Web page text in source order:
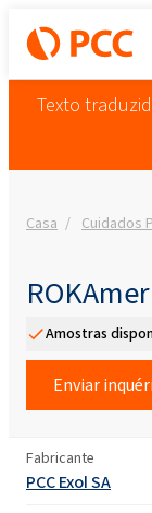
Texto
Casa Cuidados
ROKAmer
Amostras
Enviar
Fabricante
PCC Exol SA